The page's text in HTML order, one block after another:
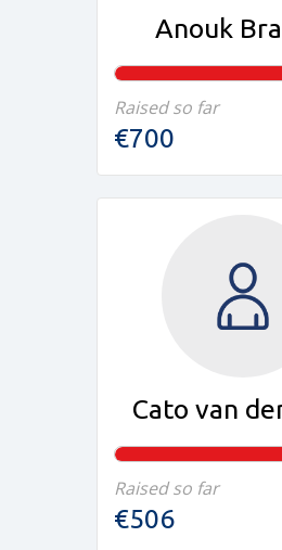
Anouk
Raised so far
€700
Cato van
Raised so far
€506